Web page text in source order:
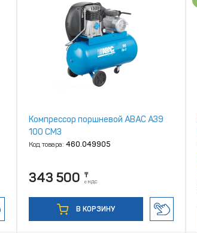
Компрессор поршневой ABAC A39
100 СМ3
Код товара: 460.049905
343 500 ₸
с НДС
В КОРЗИНУ